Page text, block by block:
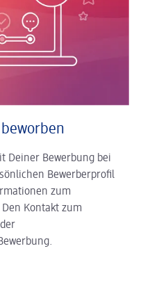
Deiner Bewerbung bei
Bewerberprofil
zum
Kontakt zum